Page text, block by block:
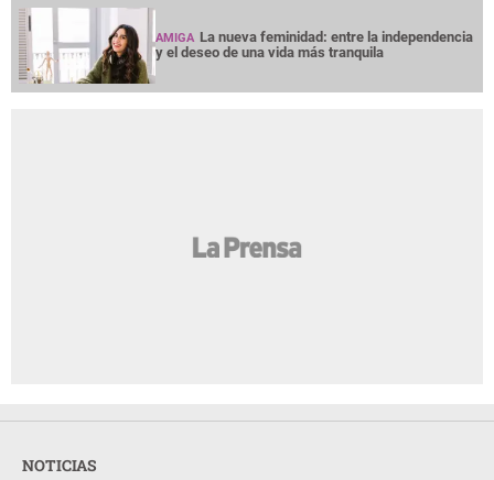
AMIGA La nueva feminidad: entre la independencia
y el deseo de una vida más tranquila
NOTICIAS